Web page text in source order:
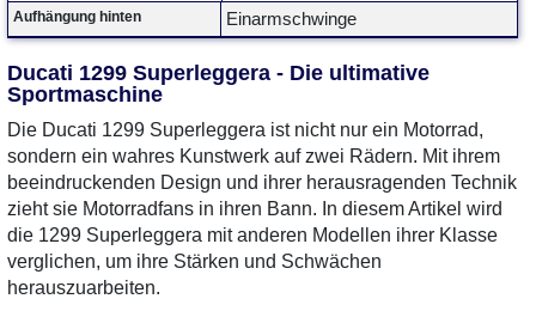
Aufhängung hinten Einarmschwinge
Ducati 1299 Superleggera - Die ultimative
Sportmaschine
Die Ducati 1299 Superleggera ist nicht nur ein Motorrad,
sondern ein wahres Kunstwerk auf zwei Rädern. Mit ihrem
beeindruckenden Design und ihrer herausragenden Technik
zieht sie Motorradfans in ihren Bann. In diesem Artikel wird
die 1299 Superleggera mit anderen Modellen ihrer Klasse
verglichen, um ihre Stärken und Schwächen
herauszuarbeiten.